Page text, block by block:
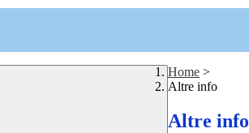
Home >
Altre info
Altre info